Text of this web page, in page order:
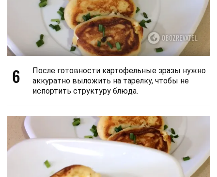
6
После готовности картофельные зразы нужно
аккуратно выложить на тарелку, чтобы не
испортить структуру блюда.